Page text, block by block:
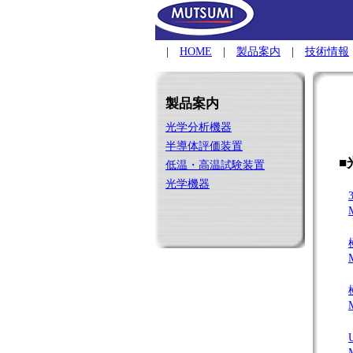
HOME 製品案内 技術情報
製品案内
光学分析機器
半導体評価装置
低温・高温試験装置
光学機器
■